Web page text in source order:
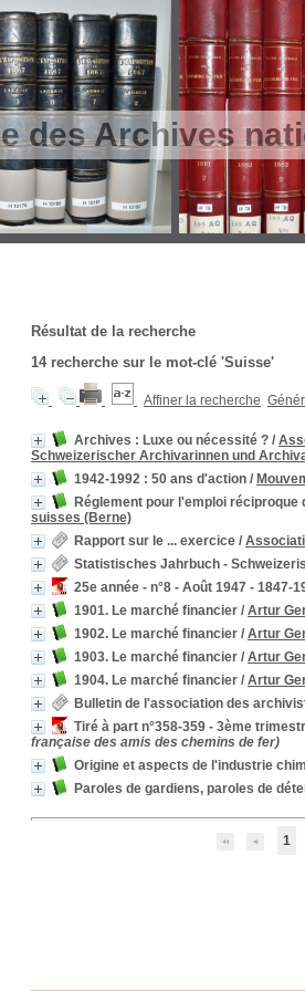
des Archives
Résultat de la recherche
14recherche sur le mot-clé 'Suisse'
Affiner la recherche
Archives : Luxe ou nécessité ? /
Schweizerischer Archivarinnen und
1942-1992 : 50 ans d'action /
Réglement pour l'emploi réciproque
suisses (Berne)
Rapport sur le ... exercice /
Statistisches Jahrbuch -
25e année - n°8 - Août 1947 - 1847-
1901. Le marché financier / Artur
1902. Le marché financier / Artur
1903. Le marché financier / Artur
1904. Le marché financier / Artur
Bulletin de l'association des
Tiré à part n°358-359 - 3ème
française des amis des chemins de fer)
Origine et aspects de l'industrie
Paroles de gardiens, paroles de
1